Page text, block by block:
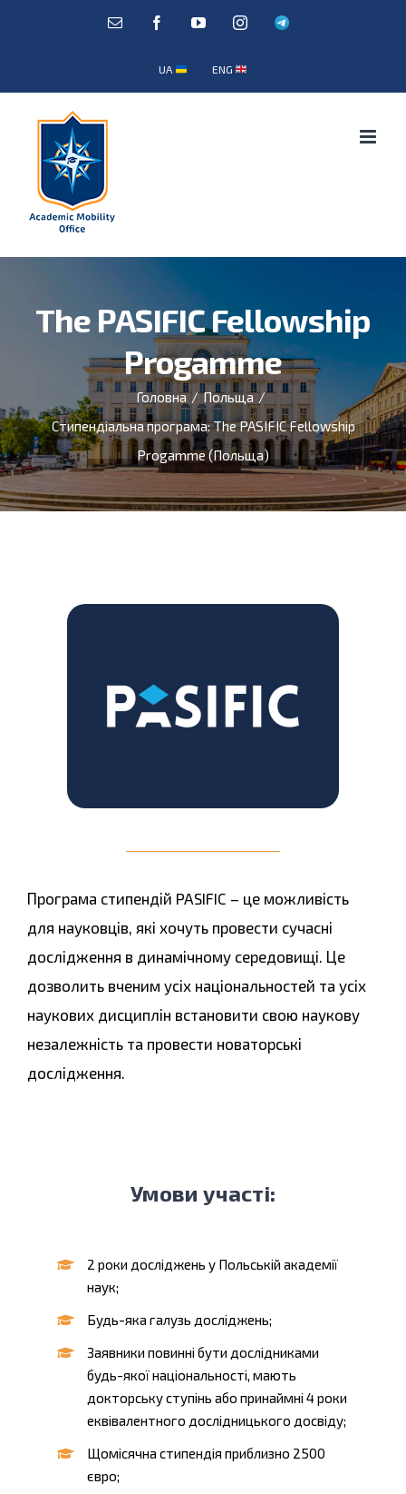
E-
FacebookYouTubeInstagramTelegram
UA ENG
The PASIFIC Fellowship
Progamme
Головна / Польща /
Стипендіальна програма: The PASIFIC Fellowship
Progamme (Польща)
Програма стипендій PASIFIC – це можливість
для науковців, які хочуть провести сучасні
дослідження в динамічному середовищі. Це
дозволить вченим усіх національностей та усіх
наукових дисциплін встановити свою наукову
незалежність та провести новаторські
дослідження.
Умови участі:
2 роки досліджень у Польській академії
наук;
Будь-яка галузь досліджень;
Заявники повинні бути дослідниками
будь-якої національності, мають
докторську ступінь або принаймні 4 роки
еквівалентного дослідницького досвіду;
Щомісячна стипендія приблизно 2500
євро;